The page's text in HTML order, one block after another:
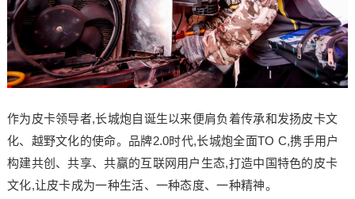
作为皮卡领导者,长城炮自诞生以来便肩负着传承和发扬皮卡文
化、越野文化的使命。品牌2.0时代,长城炮全面TO C,携手用户
构建共创、共享、共赢的互联网用户生态,打造中国特色的皮卡
文化,让皮卡成为一种生活、一种态度、一种精神。